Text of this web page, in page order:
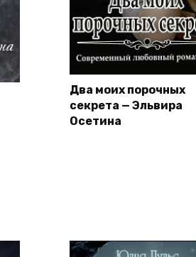
Два моих порочных
секрета — Эльвира
Осетина